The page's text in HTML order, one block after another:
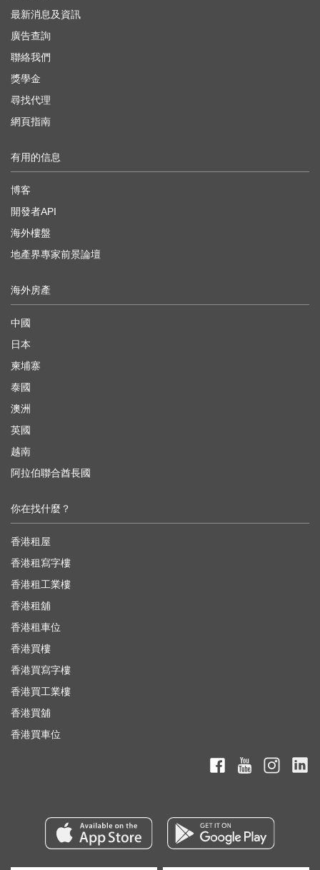
最新消息及資訊
廣告查詢
聯絡我們
獎學金
尋找代理
網頁指南
有用的信息
博客
開發者API
海外樓盤
地產界專家前景論壇
海外房產
中國
日本
柬埔寨
泰國
澳洲
英國
越南
阿拉伯聯合酋長國
你在找什麼？
香港租屋
香港租寫字樓
香港租工業樓
香港租舖
香港租車位
香港買樓
香港買寫字樓
香港買工業樓
香港買舖
香港買車位